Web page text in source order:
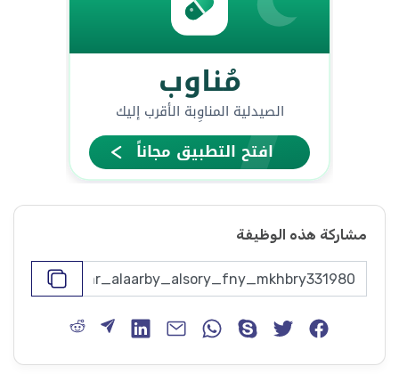
مشاركة هذه الوظيفة